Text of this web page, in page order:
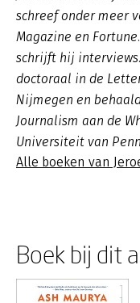
schreef onder meer
Magazine en
schrijft hij
doctoraal in de
Nijmegen en
Journalism aan de
Universiteit van
Alle boeken van
Boek bij dit